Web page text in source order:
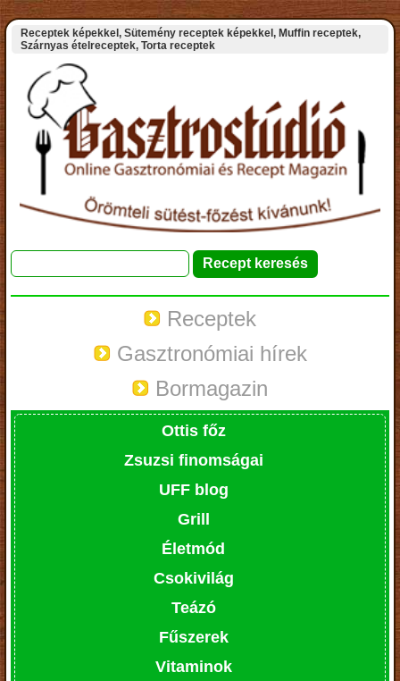
Receptek képekkel, Sütemény receptek képekkel, Muffin receptek,
Szárnyas ételreceptek, Torta receptek
Receptek
Gasztronómiai hírek
Bormagazin
Ottis főz
Zsuzsi finomságai
UFF blog
Grill
Életmód
Csokivilág
Teázó
Fűszerek
Vitaminok